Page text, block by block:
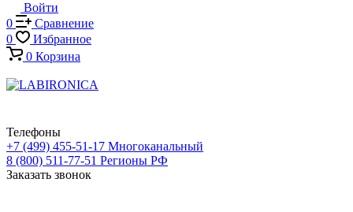
Войти
0
Сравнение
0
Избранное
0 Корзина
Телефоны
+7 (499) 455-51-17 Многоканальный
8 (800) 511-77-51 Регионы РФ
Заказать звонок